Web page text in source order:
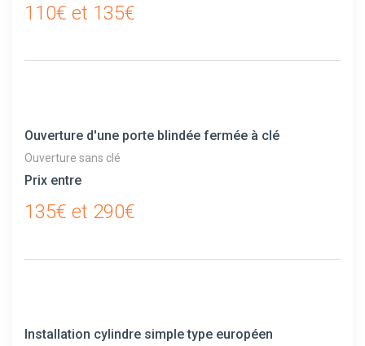
110€ et 135€
Ouverture d'une porte blindée fermée à clé
Ouverture sans clé
Prix entre
135€ et 290€
Installation cylindre simple type européen